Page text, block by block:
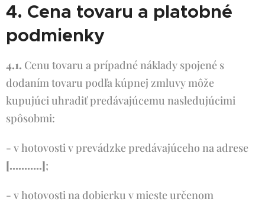
4. Cena tovaru a platobné
podmienky
4.1. Cenu tovaru a prípadné náklady spojené s
dodaním tovaru podľa kúpnej zmluvy môže
kupujúci uhradiť predávajúcemu nasledujúcimi
spôsobmi:
- v hotovosti v prevádzke predávajúceho na adrese
[………..];
- v hotovosti na dobierku v mieste určenom